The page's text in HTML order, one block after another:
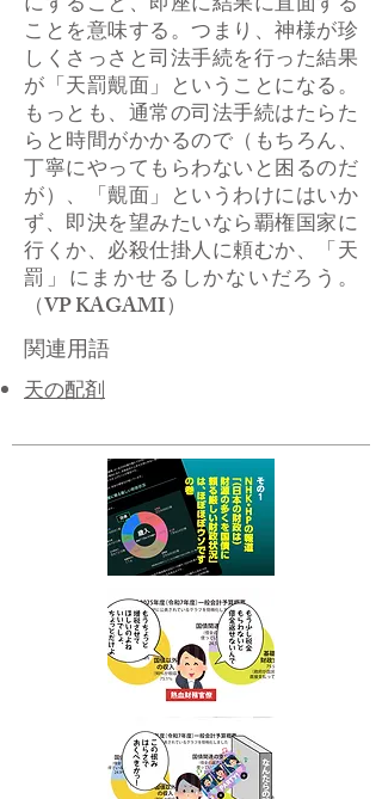
ことを意味する。つまり、神様が珍
しくさっさと司法手続を行った結果
が「天罰覿面」ということになる。
もっとも、通常の司法手続はたらた
らと時間がかかるので（もちろん、
丁寧にやってもらわないと困るのだ
が）、「覿面」というわけにはいか
ず、即決を望みたいなら覇権国家に
行くか、必殺仕掛人に頼むか、「天
罰」にまかせるしかないだろう。
（VP KAGAMI）
関連用語
天の配剤